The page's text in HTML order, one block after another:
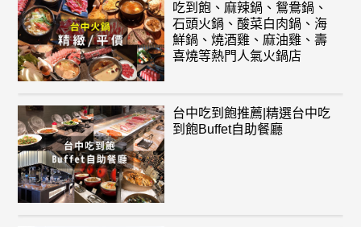
吃到飽、麻辣鍋、鴛鴦鍋、
石頭火鍋、酸菜白肉鍋、海
鮮鍋、燒酒雞、麻油雞、壽
喜燒等熱門人氣火鍋店
台中吃到飽推薦|精選台中吃
到飽Buffet自助餐廳